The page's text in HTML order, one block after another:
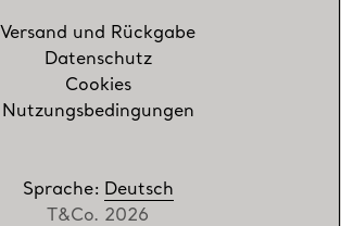
Versand und Rückgabe
Datenschutz
Cookies
Nutzungsbedingungen
Sprache: Deutsch
T&Co. 2026